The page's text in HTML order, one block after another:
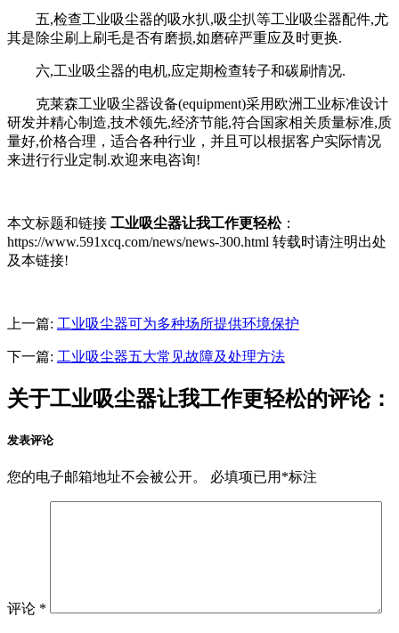
五,检查工业吸尘器的吸水扒,吸尘扒等工业吸尘器配件,尤
其是除尘刷上刷毛是否有磨损,如磨碎严重应及时更换.
六,工业吸尘器的电机,应定期检查转子和碳刷情况.
克莱森工业吸尘器设备(equipment)采用欧洲工业标准设计
研发并精心制造,技术领先,经济节能,符合国家相关质量标准,质
量好,价格合理，适合各种行业，并且可以根据客户实际情况
来进行行业定制.欢迎来电咨询!
本文标题和链接 工业吸尘器让我工作更轻松：
https://www.591xcq.com/news/news-300.html 转载时请注明出处
及本链接!
上一篇: 工业吸尘器可为多种场所提供环境保护
下一篇: 工业吸尘器五大常见故障及处理方法
关于工业吸尘器让我工作更轻松的评论：
发表评论
您的电子邮箱地址不会被公开。 必填项已用 *标注
评论 *